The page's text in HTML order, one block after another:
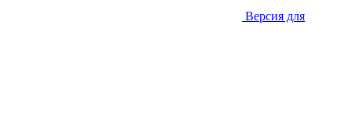
Версия для